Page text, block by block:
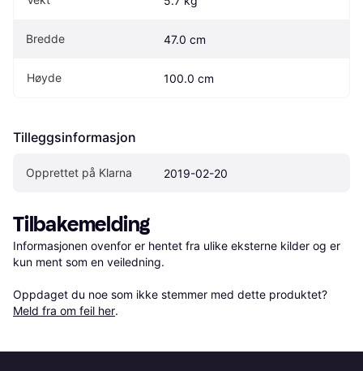
Bredde 47.0 cm
Høyde 100.0 cm
Tilleggsinformasjon
Opprettet på Klarna 2019-02-20
Tilbakemelding
Informasjonen ovenfor er hentet fra ulike eksterne kilder og er
kun ment som en veiledning.
Oppdaget du noe som ikke stemmer med dette produktet?
Meld fra om feil her.